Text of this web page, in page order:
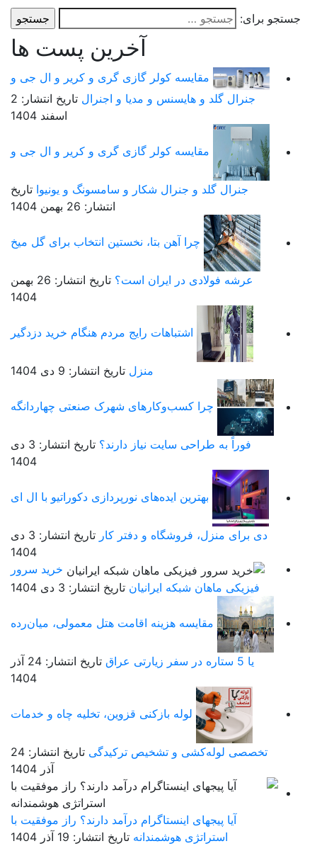
برای:
آخرین پست ها
مقایسه کولر گازی گری و کریر و ال جی و
جنرال گلد و هایسنس و مدیا و اجنرال
تاریخ انتشار: 2
اسفند 1404
مقایسه کولر گازی گری و کریر و ال جی و
جنرال گلد و جنرال شکار و سامسونگ و یونیوا تاریخ
انتشار: 26 بهمن 1404
چرا آهن بتا، نخستین انتخاب برای گل میخ
عرشه فولادی در ایران است؟
تاریخ انتشار: 26 بهمن
1404
اشتباهات رایج مردم هنگام خرید دزدگیر
منزل تاریخ انتشار: 9 دی 1404
چرا کسب‌وکارهای شهرک صنعتی چهاردانگه
فوراً به طراحی سایت نیاز دارند؟
تاریخ انتشار: 3 دی
1404
بهترین ایده‌های نورپردازی دکوراتیو با ال ای
دی برای منزل، فروشگاه و دفتر کار
تاریخ انتشار: 3 دی
1404
خرید سرور
فیزیکی ماهان شبکه ایرانیان تاریخ انتشار: 3 دی 1404
مقایسه هزینه اقامت هتل معمولی، میان‌رده
تاریخ انتشار: 24 آذر
1404
لوله بازکنی قزوین، تخلیه چاه و خدمات
تخصصی لوله‌کشی و تشخیص ترکیدگی
تاریخ انتشار: 24
آیا پیجهای اینستاگرام درآمد دارند؟ راز موفقیت با
استراتژی هوشمندانه تاریخ انتشار: 19 آذر 1404